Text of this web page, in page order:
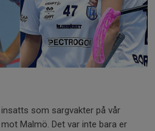
som sargvakter på vår
Malmö. Det var inte bara er